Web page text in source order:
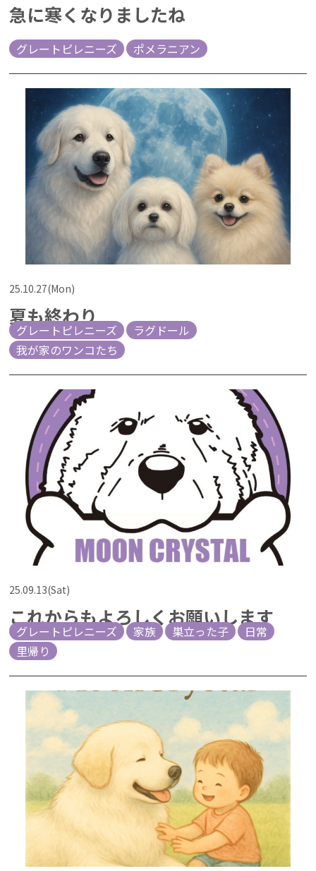
急に寒くなりましたね
グレートピレニーズ ポメラニアン
25.10.27(Mon)
夏も終わり
グレートピレニーズ
ラグドール
我が家のワンコたち
25.09.13(Sat)
これからもよろしくお願いします
グレートピレニーズ 家族 巣立った子
日常
里帰り